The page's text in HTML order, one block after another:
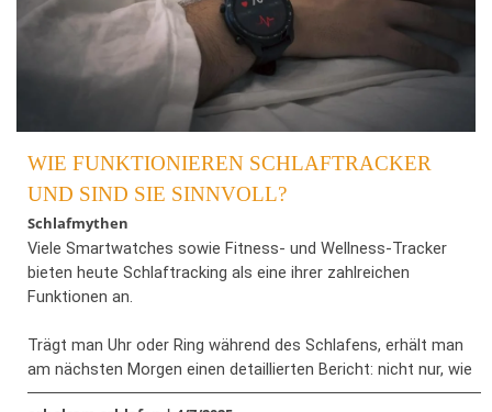
WIE FUNKTIONIEREN SCHLAFTRACKER
UND SIND SIE SINNVOLL?
Schlafmythen
Viele Smartwatches sowie Fitness- und Wellness-Tracker
bieten heute Schlaftracking als eine ihrer zahlreichen
Funktionen an.
Trägt man Uhr oder Ring während des Schlafens, erhält man
am nächsten Morgen einen detaillierten Bericht: nicht nur, wie
lange man geschlafen hat, sondern auch, in welchen Phasen